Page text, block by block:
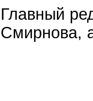
Главный
Смирнова,